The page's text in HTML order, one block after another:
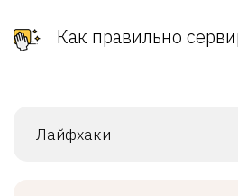
Как правильно
Лайфхаки